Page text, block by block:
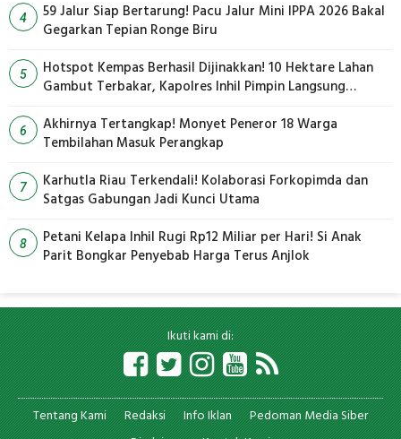
4
59 Jalur Siap Bertarung! Pacu Jalur Mini IPPA 2026 Bakal
Gegarkan Tepian Ronge Biru
5
Hotspot Kempas Berhasil Dijinakkan! 10 Hektare Lahan
Gambut Terbakar, Kapolres Inhil Pimpin Langsung
6
Akhirnya Tertangkap! Monyet Peneror 18 Warga
Tembilahan Masuk Perangkap
7
Karhutla Riau Terkendali! Kolaborasi Forkopimda dan
Satgas Gabungan Jadi Kunci Utama
8
Petani Kelapa Inhil Rugi Rp12 Miliar per Hari! Si Anak
Parit Bongkar Penyebab Harga Terus Anjlok
Ikuti kami di:
Tentang Kami Redaksi Info Iklan
Pedoman Media Siber